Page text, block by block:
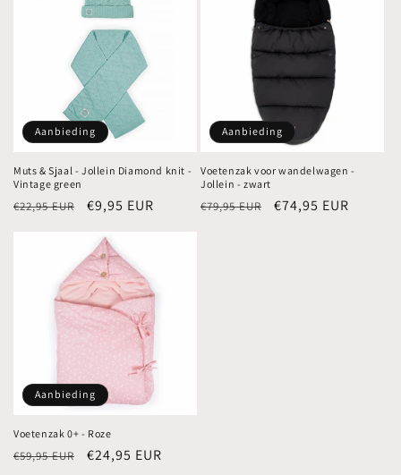
Aanbieding
Muts & Sjaal - Jollein Diamond knit -
Vintage green
Normale
€22,95 EUR Aanbiedingsprijs
€9,95 EUR
Aanbieding
Voetenzak voor wandelwagen -
Jollein - zwart
Normale
€79,95 EUR Aanbiedingsprijs
€74,95 EUR
Aanbieding
Voetenzak 0+ - Roze
Normale
€59,95 EUR Aanbiedingsprijs
€24,95 EUR